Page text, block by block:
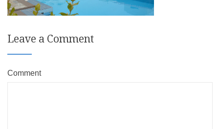
Leave a Comment
Comment